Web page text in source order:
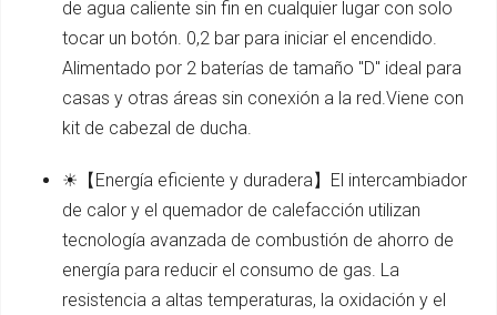
de agua caliente sin fin en cualquier lugar con solo
tocar un botón. 0,2 bar para iniciar el encendido.
Alimentado por 2 baterías de tamaño "D" ideal para
casas y otras áreas sin conexión a la red.Viene con
kit de cabezal de ducha.
☀【Energía eficiente y duradera】El intercambiador
de calor y el quemador de calefacción utilizan
tecnología avanzada de combustión de ahorro de
energía para reducir el consumo de gas. La
resistencia a altas temperaturas, la oxidación y el